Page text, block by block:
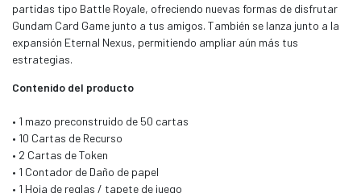
partidas tipo Battle Royale, ofreciendo nuevas formas de disfrutar
Gundam Card Game junto a tus amigos. También se lanza junto a la
expansión Eternal Nexus, permitiendo ampliar aún más tus
estrategias.
Contenido del producto
• 1 mazo preconstruido de 50 cartas
• 10 Cartas de Recurso
• 2 Cartas de Token
• 1 Contador de Daño de papel
• 1 Hoja de reglas / tapete de juego